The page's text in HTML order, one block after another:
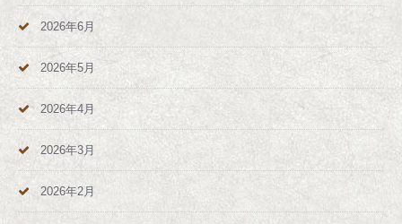
2026年6月
2026年5月
2026年4月
2026年3月
2026年2月